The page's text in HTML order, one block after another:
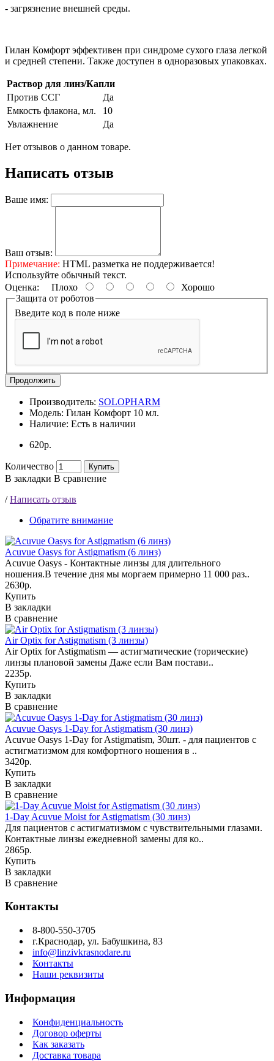
- загрязнение внешней среды.
Гилан Комфорт эффективен при синдроме сухого глаза легкой
и средней степени. Также доступен в одноразовых упаковках.
Раствор для линз/Капли
Против ССГ
Да
Емкость флакона, мл.
10
Увлажнение
Да
Нет отзывов о данном товаре.
Написать отзыв
Ваше имя:
Ваш отзыв:
Примечание: HTML разметка не поддерживается!
Используйте обычный текст.
Оценка: Плохо
Хорошо
Защита от роботов
Введите код в поле ниже
Продолжить
Производитель: SOLOPHARM
Модель: Гилан Комфорт 10 мл.
Наличие: Есть в наличии
620р.
Количество Купить
В закладки В сравнение
/Написать отзыв
Обратите внимание
Acuvue Oasys for Astigmatism (6 линз)
Acuvue Oasys - Контактные линзы для длительного
ношения.В течение дня мы моргаем примерно 11 000 раз..
2630р.
Купить
В закладки
В сравнение
Air Optix for Astigmatism (3 линзы)
Air Optix for Astigmatism — астигматические (торические)
линзы плановой замены Даже если Вам постави..
2235р.
Купить
В закладки
В сравнение
Acuvue Oasys 1-Day for Astigmatism (30 линз)
Acuvue Oasys 1-Day for Astigmatism, 30шт. - для пациентов с
астигматизмом для комфортного ношения в ..
3420р.
Купить
В закладки
В сравнение
1-Day Acuvue Moist for Astigmatism (30 линз)
Для пациентов с астигматизмом с чувствительными глазами.
Контактные линзы ежедневной замены для ко..
2865р.
Купить
В закладки
В сравнение
Контакты
8-800-550-3705
г.Краснодар, ул. Бабушкина, 83
info@linzivkrasnodare.ru
Контакты
Наши реквизиты
Информация
Конфиденциальность
Договор оферты
Как заказать
Доставка товара